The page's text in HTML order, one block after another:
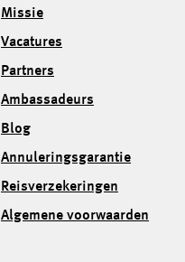
Missie
Vacatures
Partners
Ambassadeurs
Blog
Annuleringsgarantie
Reisverzekeringen
Algemene voorwaarden